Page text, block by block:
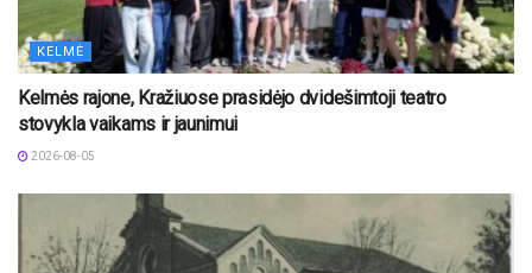
KELMĖ
Kelmės rajone, Kražiuose prasidėjo dvidešimtoji teatro
stovykla vaikams ir jaunimui
2026-08-05